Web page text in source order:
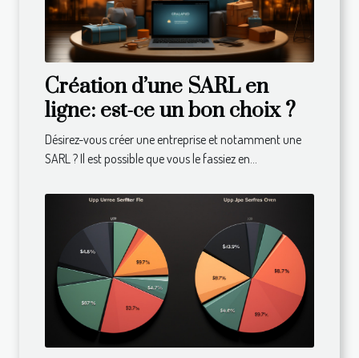
Création d’une SARL en
ligne: est-ce un bon choix ?
Désirez-vous créer une entreprise et notamment une
SARL ? Il est possible que vous le fassiez en...